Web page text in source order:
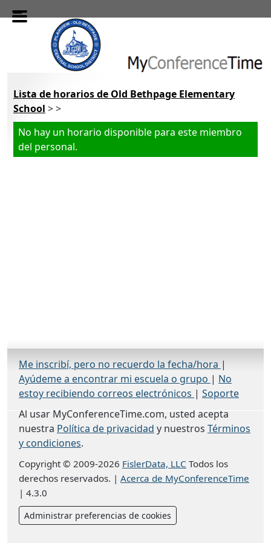
Skip to main content
Lista de horarios de Old Bethpage Elementary
School > >
No hay un horario disponible para este miembro
del personal.
Me inscribí, pero no recuerdo la fecha/hora |
Ayúdeme a encontrar mi escuela o grupo | No
estoy recibiendo correos electrónicos | Soporte
Al usar MyConferenceTime.com, usted acepta
nuestra Política de privacidad y nuestros Términos
y condiciones.
Copyright © 2009-2026 FislerData, LLC Todos los
derechos reservados. | Acerca de MyConferenceTime
| 4.3.0
Administrar preferencias de cookies